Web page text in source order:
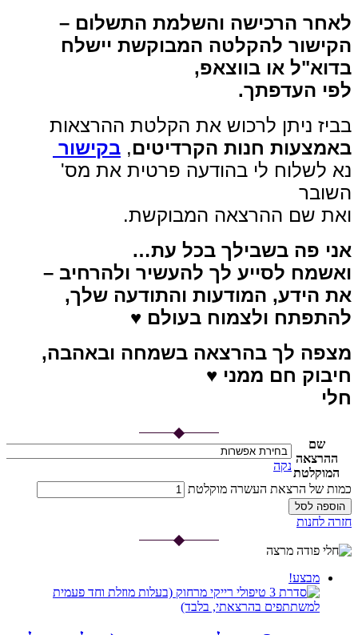
לאחר הרכישה והשלמת התשלום –
הקישור להקלטה המבוקשת יישלח
בדוא"ל או בווצאפ,
לפי העדפתך.
בביז ניתן לרכוש את הקלטת ההרצאות
באמצעות חנות הקרדיטים, בקישור
נא לשלוח לי בהודעה פרטית את מס'
השובר
ואת שם ההרצאה המבוקשת.
אני פה בשבילך בכל עת…
ואשמח לסייע לך להעשיר ולהרחיב –
את הידע, המודעות והתודעה שלך,
להתפתח ולצמוח בעולם ♥
מצפה לך בהרצאה בשמחה ובאהבה,
חיבוק חם ממני ♥
חלי
שם
ההרצאה
המוקלטת
נקה
כמות של הרצאת העשרה מוקלטת
הוספה לסל
חזרה לחנות
מבצע!